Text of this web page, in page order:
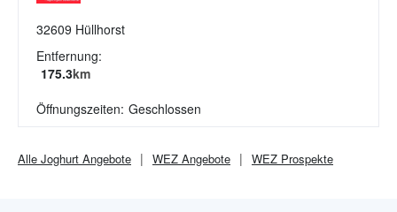
32609 Hüllhorst
Entfernung:
175.3km
Öffnungszeiten: Geschlossen
Alle Joghurt Angebote WEZ Angebote WEZ Prospekte